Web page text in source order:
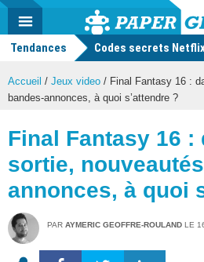
Actu
geek
MENU
Tendances Codes secrets
Accueil / Jeux video / Final Fantasy 16 :
bandes-annonces, à quoi s’attendre ?
Final Fantasy 16 :
sortie,
annonces, à quoi
PAR AYMERIC GEOFFRE-ROULAND LE
Mode
FacebookTwitter